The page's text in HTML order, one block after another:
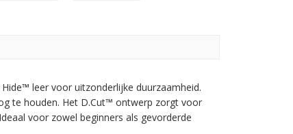
leer voor uitzonderlijke duurzaamheid.
te houden. Het D.Cut™ ontwerp zorgt voor
voor zowel beginners als gevorderde